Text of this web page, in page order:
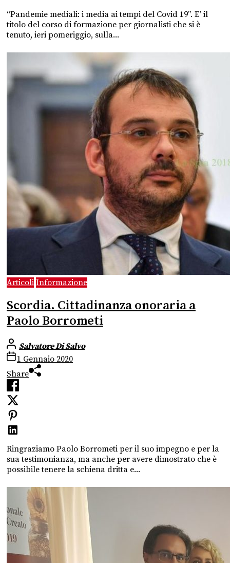
“Pandemie mediali: i media ai tempi del Covid 19”. E’ il
titolo del corso di formazione per giornalisti che si è
tenuto, ieri pomeriggio, sulla...
Articoli Informazione
Scordia. Cittadinanza onoraria a
Paolo Borrometi
Salvatore Di Salvo
1 Gennaio 2020
Share
Ringraziamo Paolo Borrometi per il suo impegno e per la
sua testimonianza, ma anche per avere dimostrato che è
possibile tenere la schiena dritta e...